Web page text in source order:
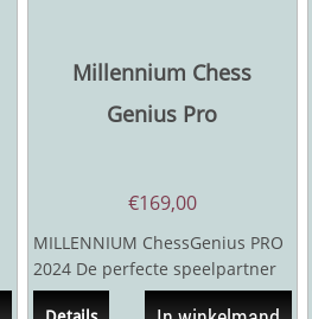
Millennium Chess
Genius Pro
€169,00
MILLENNIUM ChessGenius PRO
2024 De perfecte speelpartner
voor alle schaakliefhebbers.